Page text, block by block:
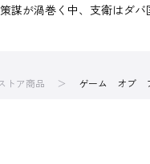
謀が渦巻く中、支衛は
トア商品 ゲーム オブ